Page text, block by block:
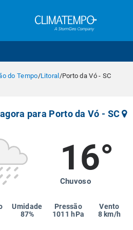
do Tempo/Litoral /Porto da Vó - SC
para Porto da Vó - SC
16°
Chuvoso
Umidade
87%
Pressão
1011 hPa
Vento
8 km/h
Equipe